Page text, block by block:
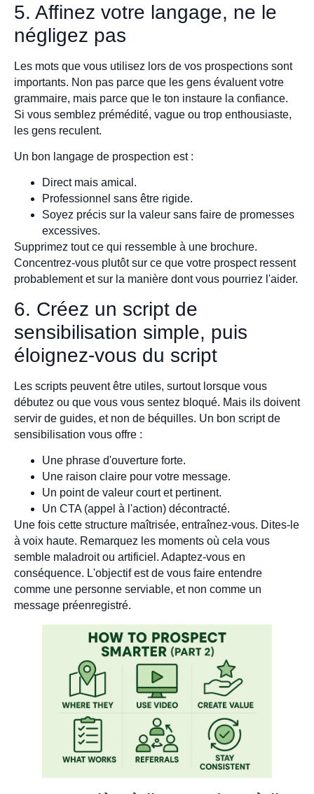
5. Affinez votre langage, ne le
négligez pas
Les mots que vous utilisez lors de vos prospections sont
importants. Non pas parce que les gens évaluent votre
grammaire, mais parce que le ton instaure la confiance.
Si vous semblez prémédité, vague ou trop enthousiaste,
les gens reculent.
Un bon langage de prospection est :
Direct mais amical.
Professionnel sans être rigide.
Soyez précis sur la valeur sans faire de promesses
excessives.
Supprimez tout ce qui ressemble à une brochure.
Concentrez-vous plutôt sur ce que votre prospect ressent
probablement et sur la manière dont vous pourriez l'aider.
6. Créez un script de
sensibilisation simple, puis
éloignez-vous du script
Les scripts peuvent être utiles, surtout lorsque vous
débutez ou que vous vous sentez bloqué. Mais ils doivent
servir de guides, et non de béquilles. Un bon script de
sensibilisation vous offre :
Une phrase d'ouverture forte.
Une raison claire pour votre message.
Un point de valeur court et pertinent.
Un CTA (appel à l'action) décontracté.
Une fois cette structure maîtrisée, entraînez-vous. Dites-le
à voix haute. Remarquez les moments où cela vous
semble maladroit ou artificiel. Adaptez-vous en
conséquence. L'objectif est de vous faire entendre
comme une personne serviable, et non comme un
message préenregistré.